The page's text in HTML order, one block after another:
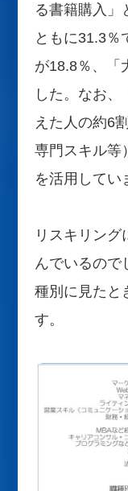
る書籍購入」
ともに31.3％
が18.8％、「
した。なお
えた人の約6
専門スキル等
を活用してい
リスキリン
んでいるので
種別に見たと
す。